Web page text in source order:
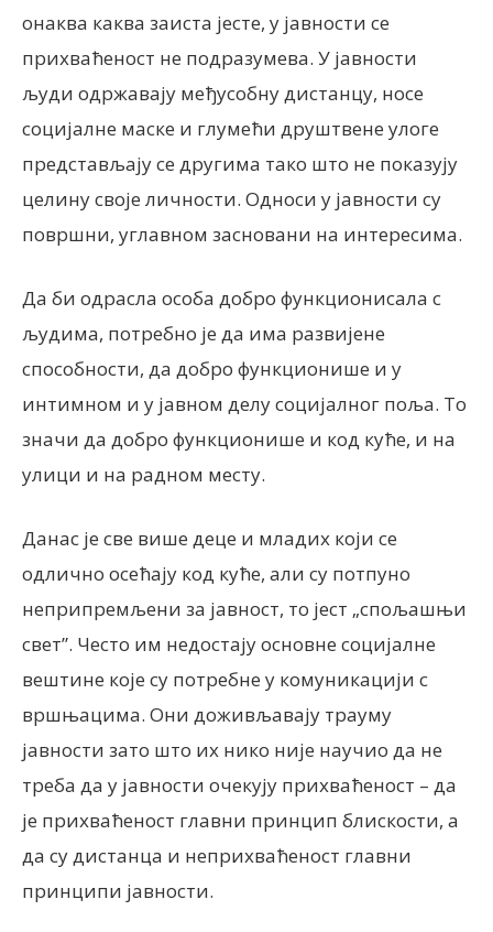
онаква каква заиста јесте, у јавности се
прихваћеност не подразумева. У јавности
људи одржавају међусобну дистанцу, носе
социјалне маске и глумећи друштвене улоге
представљају се другима тако што не показују
целину своје личности. Односи у јавности су
површни, углавном засновани на интересима.
Да би одрасла особа добро функционисала с
људима, потребно је да има развијене
способности, да добро функционише и у
интимном и у јавном делу социјалног поља. То
значи да добро функционише и код куће, и на
улици и на радном месту.
Данас је све више деце и младих који се
одлично осећају код куће, али су потпуно
неприпремљени за јавност, то јест „спољашњи
свет”. Често им недостају основне социјалне
вештине које су потребне у комуникацији с
вршњацима. Они доживљавају трауму
јавности зато што их нико није научио да не
треба да у јавности очекују прихваћеност – да
је прихваћеност главни принцип блискости, а
да су дистанца и неприхваћеност главни
принципи јавности.